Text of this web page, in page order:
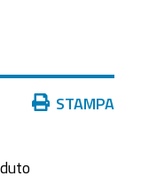
STAMPA